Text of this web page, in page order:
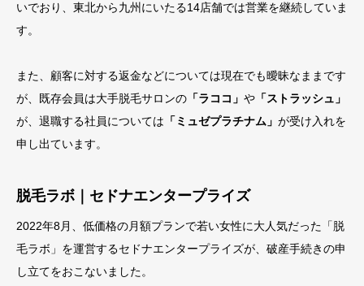
いでおり、東北から九州にいたる14店舗では営業を継続していま
す。
また、顧客に対する返金などについては現在でも曖昧なままです
が、既存会員は大手脱毛サロンの 「ラココ」 や 「ストラッシュ」
が、退職する社員については 「ミュゼプラチナム」 が受け入れを
申し出ています。
脱毛ラボ｜セドナエンタープライズ
2022年8月、低価格の月額プランで若い女性に大人気だった「脱
毛ラボ」を運営するセドナエンタープライズが、破産手続きの申
し立てをおこないました。